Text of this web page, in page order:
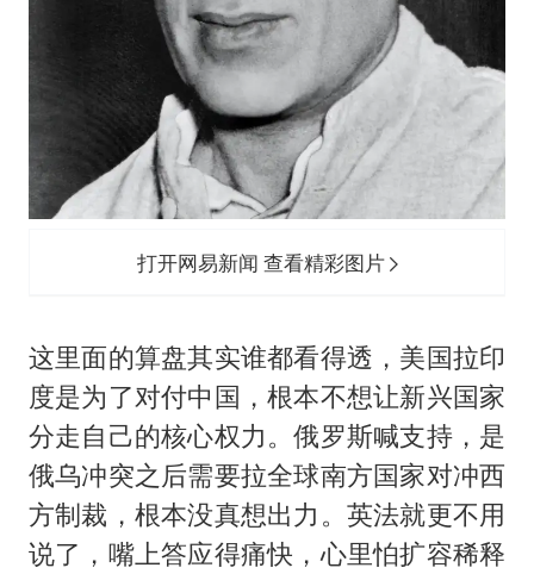
打开网易新闻 查看精彩图片
这里面的算盘其实谁都看得透，美国拉印
度是为了对付中国，根本不想让新兴国家
分走自己的核心权力。俄罗斯喊支持，是
俄乌冲突之后需要拉全球南方国家对冲西
方制裁，根本没真想出力。英法就更不用
说了，嘴上答应得痛快，心里怕扩容稀释